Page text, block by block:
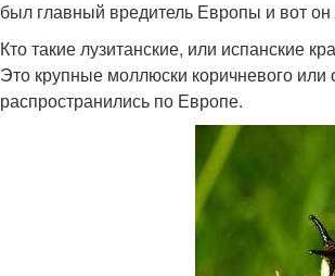
был главный вредитель Европы и вот
Кто такие лузитанские, или испанские
Это крупные моллюски коричневого или
распространились по Европе.